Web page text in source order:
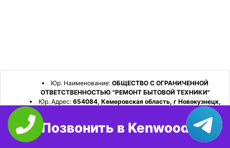
Юр. Наименование: ОБЩЕСТВО С ОГРАНИЧЕННОЙ
ОТВЕТСТВЕННОСТЬЮ "РЕМОНТ БЫТОВОЙ ТЕХНИКИ"
Юр. Адрес: 654084, Кемеровская область, г Новокузнецк,
р-н Орджоникидзевский, пр-кт Шахтеров, д. 31, кв. 2
ИНН:4253052180 ОГРН:1224200006128
Позвонить в Kenwood